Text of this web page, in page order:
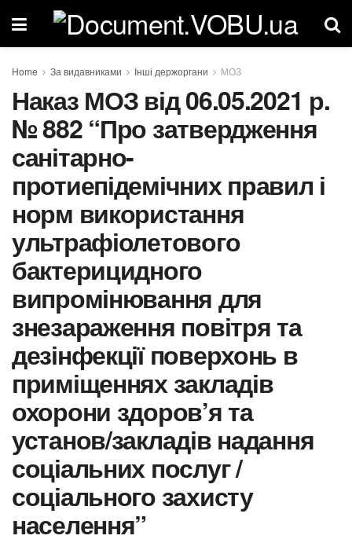
Home За видавниками Інші держоргани МОЗ
Наказ МОЗ від 06.05.2021 р.
№ 882 “Про затвердження
санітарно-
протиепідемічних правил і
норм використання
ультрафіолетового
бактерицидного
випромінювання для
знезараження повітря та
дезінфекції поверхонь в
приміщеннях закладів
охорони здоров’я та
установ/закладів надання
соціальних послуг /
соціального захисту
населення”